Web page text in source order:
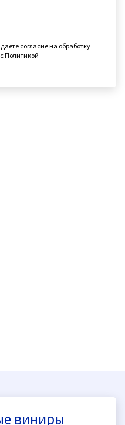
согласие на обработку
Политикой
виниры